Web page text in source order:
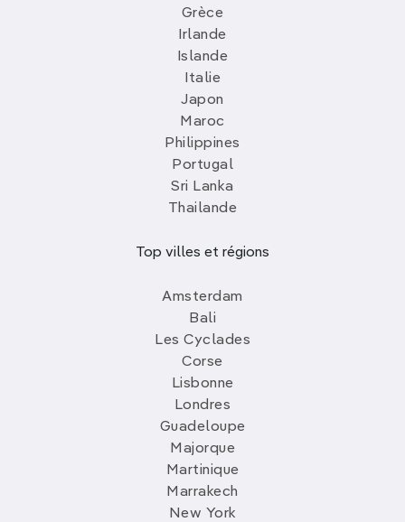
Grèce
Irlande
Islande
Italie
Japon
Maroc
Philippines
Portugal
Sri Lanka
Thailande
Top villes et régions
Amsterdam
Bali
Les Cyclades
Corse
Lisbonne
Londres
Guadeloupe
Majorque
Martinique
Marrakech
New York